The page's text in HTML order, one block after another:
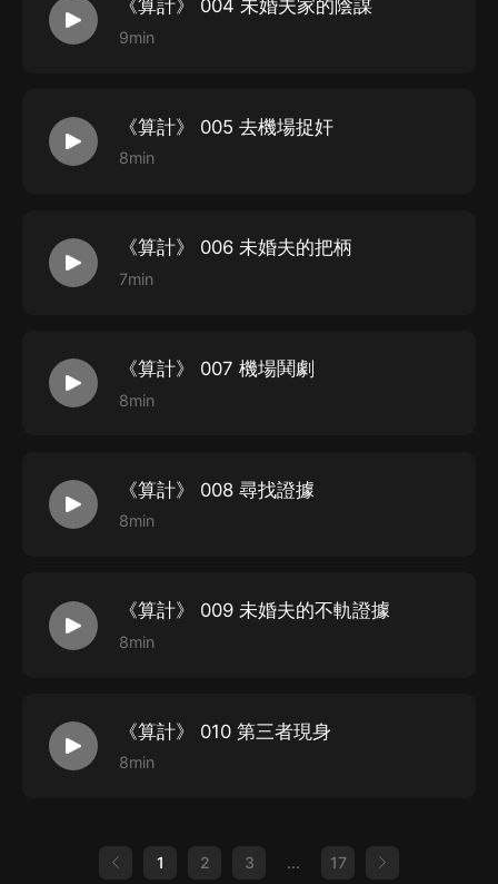
《算計》 004 未婚夫家的陰謀
9min
《算計》 005 去機場捉奸
8min
《算計》 006 未婚夫的把柄
7min
《算計》 007 機場鬨劇
8min
《算計》 008 尋找證據
8min
《算計》 009 未婚夫的不軌證據
8min
《算計》 010 第三者現身
8min
1 2 3 ... 17